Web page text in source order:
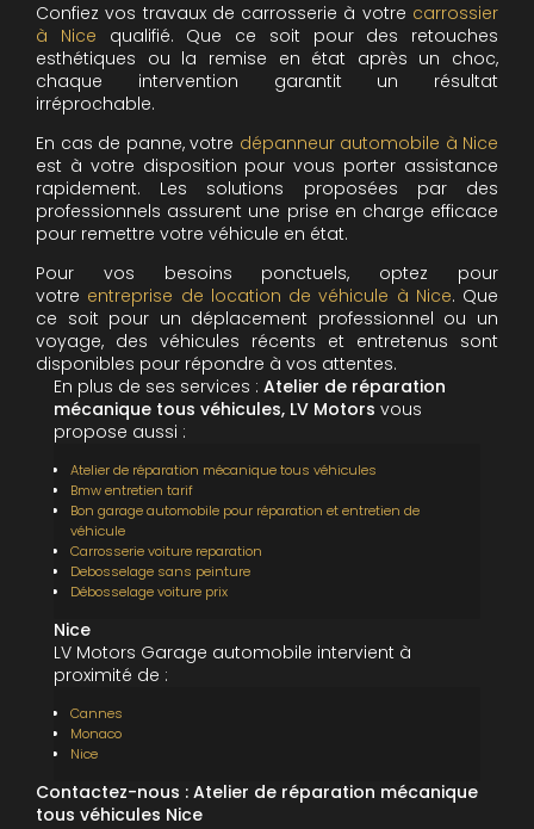
Confiez vos travaux de carrosserie à votre carrossier
à Nice qualifié. Que ce soit pour des retouches
esthétiques ou la remise en état après un choc,
chaque intervention garantit un résultat
irréprochable.
En cas de panne, votre dépanneur automobile à Nice
est à votre disposition pour vous porter assistance
rapidement. Les solutions proposées par des
professionnels assurent une prise en charge efficace
pour remettre votre véhicule en état.
Pour vos besoins ponctuels, optez pour
votre entreprise de location de véhicule à Nice. Que
ce soit pour un déplacement professionnel ou un
voyage, des véhicules récents et entretenus sont
disponibles pour répondre à vos attentes.
En plus de ses services : Atelier de réparation
mécanique tous véhicules, LV Motors vous
propose aussi :
Atelier de réparation mécanique tous véhicules
Bmw entretien tarif
Bon garage automobile pour réparation et entretien de
véhicule
Carrosserie voiture reparation
Debosselage sans peinture
Débosselage voiture prix
Nice
LV Motors Garage automobile intervient à
proximité de :
Cannes
Monaco
Nice
Contactez-nous : Atelier de réparation mécanique
tous véhicules Nice